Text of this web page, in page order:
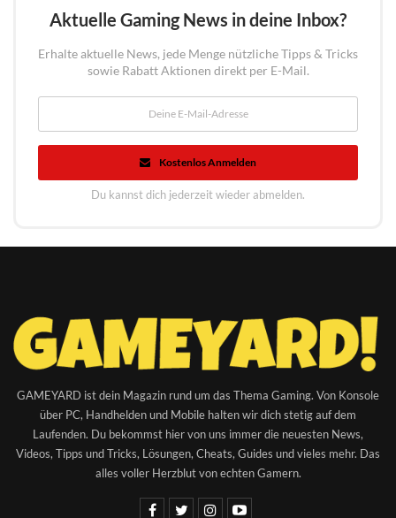
Aktuelle Gaming News in deine Inbox?
Erhalte aktuelle News, jede Menge nützliche Tipps & Tricks
sowie Rabatt Aktionen direkt per E-Mail.
Kostenlos Anmelden
Du kannst dich jederzeit wieder abmelden.
GAMEYARD ist dein Magazin rund um das Thema Gaming. Von Konsole
über PC, Handhelden und Mobile halten wir dich stetig auf dem
Laufenden. Du bekommst hier von uns immer die neuesten News,
Videos, Tipps und Tricks, Lösungen, Cheats, Guides und vieles mehr. Das
alles voller Herzblut von echten Gamern.